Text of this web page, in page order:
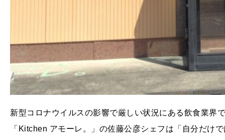
新型コロナウイルスの影響で厳しい状況にある飲食業界
「Kitchen アモーレ。」の佐藤公彦シェフは「自分だけ